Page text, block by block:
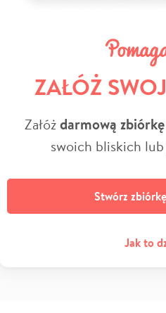
ZAŁÓŻ
Załóżdarmową zbiórkę
swoich bliskich
Stwórz
Jak to